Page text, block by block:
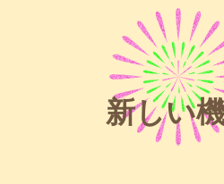
新しい